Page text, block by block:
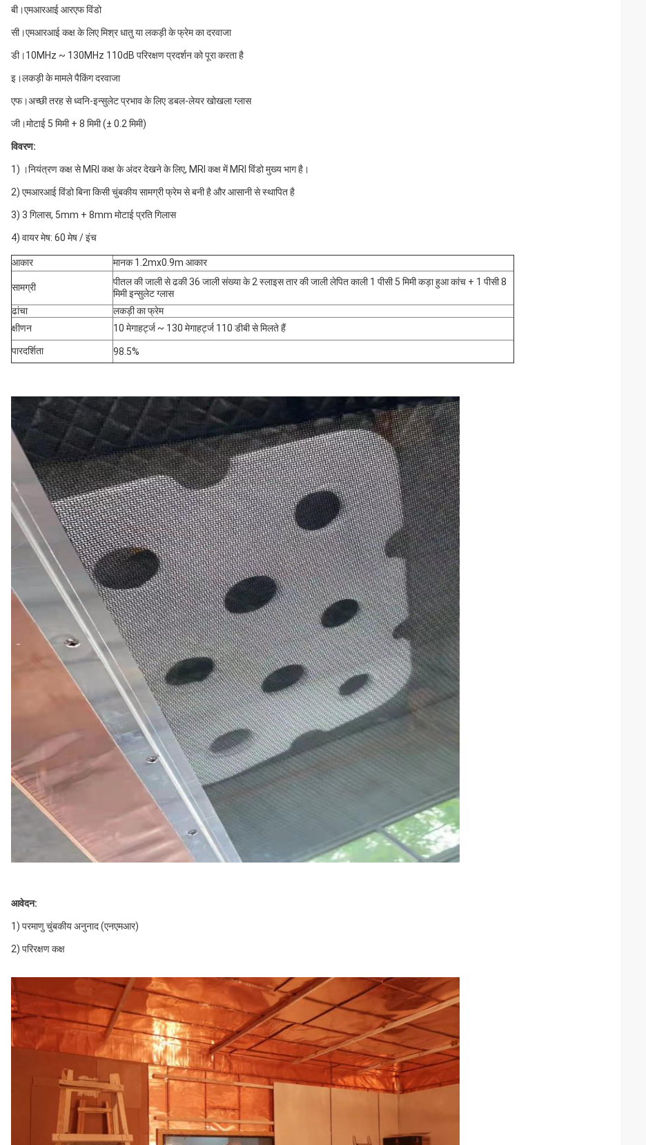
बी।एमआरआई आरएफ विंडो
सी।एमआरआई कक्ष के लिए मिश्र धातु या लकड़ी के फ्रेम का दरवाजा
डी।10MHz ~ 130MHz 110dB परिरक्षण प्रदर्शन को पूरा करता है
इ।लकड़ी के मामले पैकिंग दरवाजा
एफ।अच्छी तरह से ध्वनि-इन्सुलेट प्रभाव के लिए डबल-लेयर खोखला ग्लास
जी।मोटाई 5 मिमी + 8 मिमी (± 0.2 मिमी)
विवरण:
1) ।नियंत्रण कक्ष से MRI कक्ष के अंदर देखने के लिए, MRI कक्ष में MRI विंडो मुख्य भाग है।
2) एमआरआई विंडो बिना किसी चुंबकीय सामग्री फ्रेम से बनी है और आसानी से स्थापित है
3) 3 गिलास, 5mm + 8mm मोटाई प्रति गिलास
4) वायर मेष: 60 मेष / इंच
आकार मानक 1.2mx0.9m आकार
सामग्री
पीतल की जाली से ढकी 36 जाली संख्या के 2 स्लाइस तार की जाली लेपित काली 1 पीसी 5 मिमी कड़ा हुआ कांच + 1 पीसी 8
मिमी इन्सुलेट ग्लास
ढांचा
लकड़ी का फ्रेम
क्षीणन
10 मेगाहर्ट्ज ~ 130 मेगाहर्ट्ज 110 डीबी से मिलते हैं
पारदर्शिता 98.5%
आवेदन:
1) परमाणु चुंबकीय अनुनाद (एनएमआर)
2) परिरक्षण कक्ष